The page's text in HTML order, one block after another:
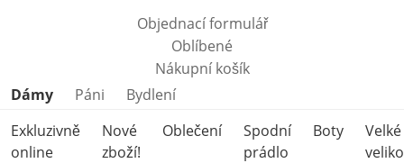
Objednací formulář
Oblíbené
Nákupní košík
Přeskočit kategorie produktů
Dámy Páni
Bydlení
Exkluzivně
online
Nové
zboží!
Oblečení
Spodní
prádlo
Boty
Velké